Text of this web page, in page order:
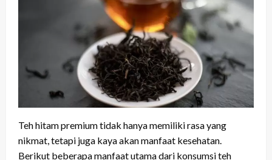
Teh hitam premium tidak hanya memiliki rasa yang
nikmat, tetapi juga kaya akan manfaat kesehatan.
Berikut beberapa manfaat utama dari konsumsi teh